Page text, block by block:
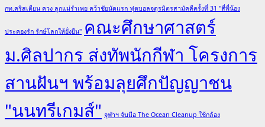
Spine
เยอรมนี
และ
โรง
พยาบาล
กรุงเทพมหานคร
กท.คริสเตียน ควง ลูกแม่รำเพย คว้าชัยนัดแรก ฟุตบอลจตุรมิตรสามัคคีครั้งที่ 31 "สี่พี่น้อง
ประคองรัก รักษ์โลกให้ยั่งยืน" คณะศึกษาศาสตร์
ม.ศิลปากร ส่งทัพนักกีฬา โครงการ
สานฝันฯ พร้อมลุยศึกปัญญาชน
"นนทรีเกมส์" จุฬาฯ จับมือ The Ocean Cleanup ใช้กล้อง